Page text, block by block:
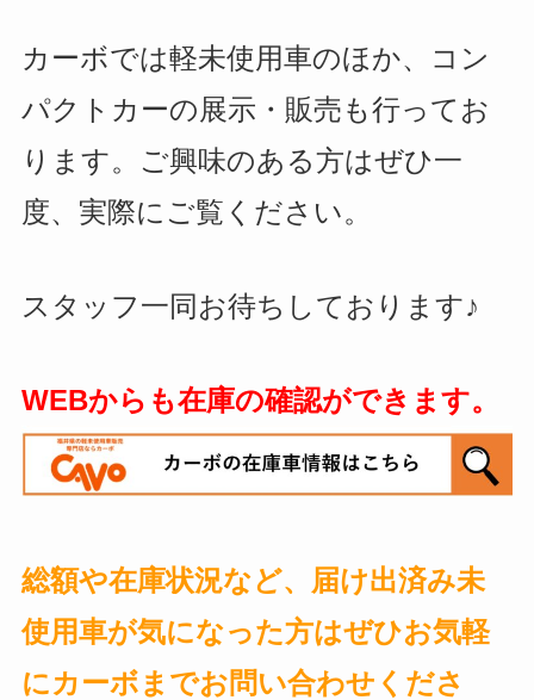
カーボでは軽未使用車のほか、コン
パクトカーの展示・販売も行ってお
ります。 ご興味のある方はぜひ一
度、実際にご覧ください。
スタッフ一同お待ちしております♪
WEBからも在庫の確認ができます。
総額や在庫状況など、届け出済み未
使用車が気になった方はぜひお気軽
にカーボまでお問い合わせくださ